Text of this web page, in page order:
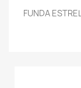
FUNDA